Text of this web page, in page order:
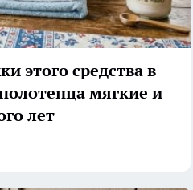
этого средства в
мягкие и
лет